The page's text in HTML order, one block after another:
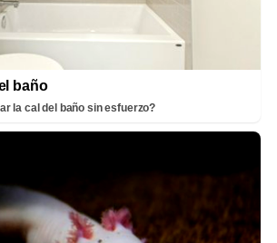
baño
la cal del baño sin esfuerzo?